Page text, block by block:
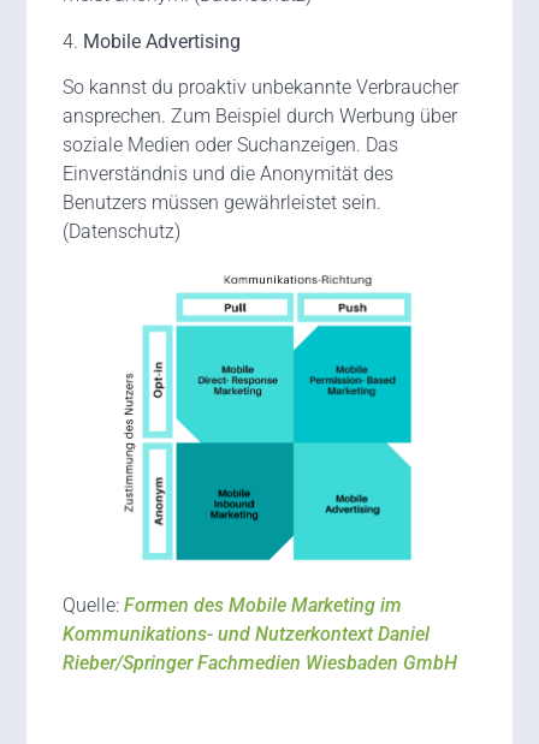
4. Mobile Advertising
So kannst du proaktiv unbekannte Verbraucher
ansprechen. Zum Beispiel durch Werbung über
soziale Medien oder Suchanzeigen. Das
Einverständnis und die Anonymität des
Benutzers müssen gewährleistet sein.
(Datenschutz)
Quelle:Formen des Mobile Marketing im
Kommunikations- und Nutzerkontext Daniel
Rieber/Springer Fachmedien Wiesbaden GmbH